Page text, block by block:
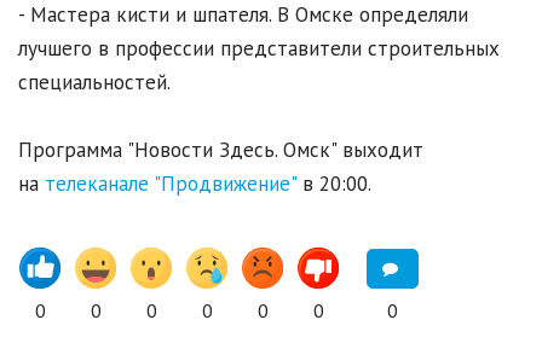
- Мастера кисти и шпателя. В Омске определяли
лучшего в профессии представители строительных
специальностей.
Программа "Новости Здесь. Омск" выходит
на телеканале "Продвижение"в 20:00.
0 0 0 0 0 0 0